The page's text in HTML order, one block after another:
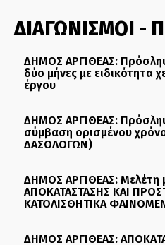
ΔΙΑΓΩΝΙΣΜΟΙ -
ΔΗΜΟΣ ΑΡΓΙΘΕΑΣ:
δύο μήνες με ειδικότητα
έργου
ΔΗΜΟΣ ΑΡΓΙΘΕΑΣ:
σύμβαση ορισμένου
ΔΑΣΟΛΟΓΩΝ)
ΔΗΜΟΣ ΑΡΓΙΘΕΑΣ: Μελέτη
ΑΠΟΚΑΤΑΣΤΑΣΗΣ ΚΑΙ
ΚΑΤΟΛΙΣΘΗΤΙΚΑ
ΔΗΜΟΣ ΑΡΓΙΘΕΑΣ: